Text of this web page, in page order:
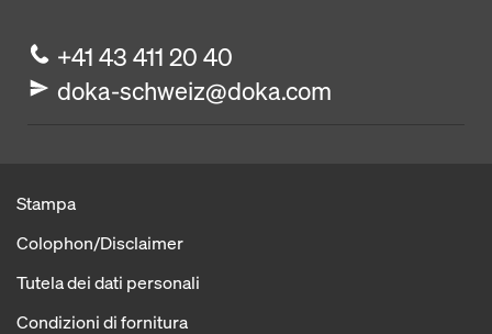
+41 43 411 20 40
doka-schweiz@doka.com
Stampa
Colophon/Disclaimer
Tutela dei dati personali
Condizioni di fornitura